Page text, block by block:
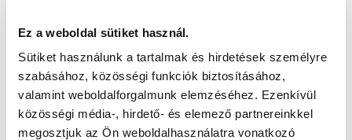
Ez a weboldal sütiket használ.
Sütiket használunk a tartalmak és hirdetések személyre
szabásához, közösségi funkciók biztosításához,
valamint weboldalforgalmunk elemzéséhez. Ezenkívül
közösségi média-, hirdető- és elemező partnereinkkel
megosztjuk az Ön weboldalhasználatra vonatkozó
HORVÁTH DÁVID A FELKÉSZÜLÉSRŐL, A
SÉRÜLTEKRŐL ÉS AZ EDZŐMECCSEKRŐL
(VIDEÓ)